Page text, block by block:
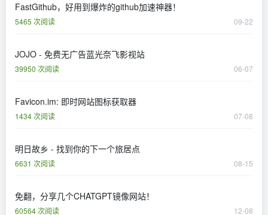
FastGithub，好用到爆炸的github加速神器！
5465 次阅读 09-22
JOJO - 免费无广告蓝光奈飞影视站
39950 次阅读 06-07
Favicon.im: 即时网站图标获取器
1434 次阅读 07-08
明日故乡 - 找到你的下一个旅居点
6631 次阅读 08-15
免翻，分享几个CHATGPT镜像网站！
60564 次阅读 12-08